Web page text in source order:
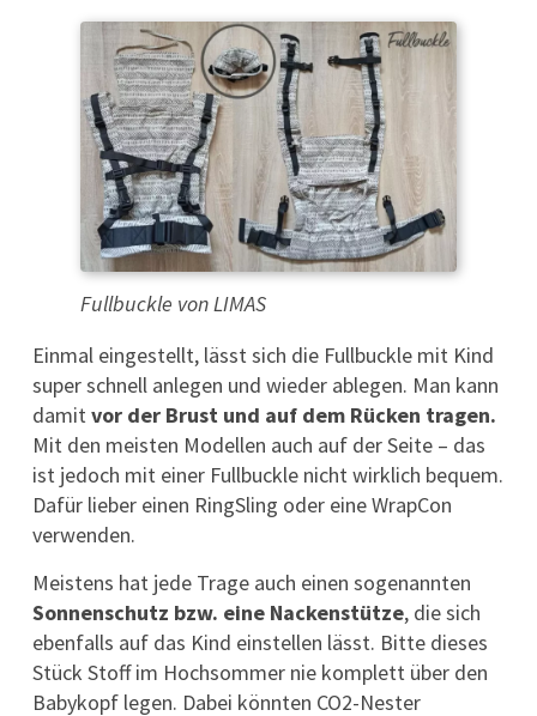
Fullbuckle von LIMAS
Einmal eingestellt, lässt sich die Fullbuckle mit Kind
super schnell anlegen und wieder ablegen. Man kann
damitvor der Brust und auf dem Rücken tragen.
Mit den meisten Modellen auch auf der Seite – das
ist jedoch mit einer Fullbuckle nicht wirklich bequem.
Dafür lieber einen RingSling oder eine WrapCon
verwenden.
Meistens hat jede Trage auch einen sogenannten
Sonnenschutz bzw. eine Nackenstütze, die sich
ebenfalls auf das Kind einstellen lässt. Bitte dieses
Stück Stoff im Hochsommer nie komplett über den
Babykopf legen. Dabei könnten CO2-Nester